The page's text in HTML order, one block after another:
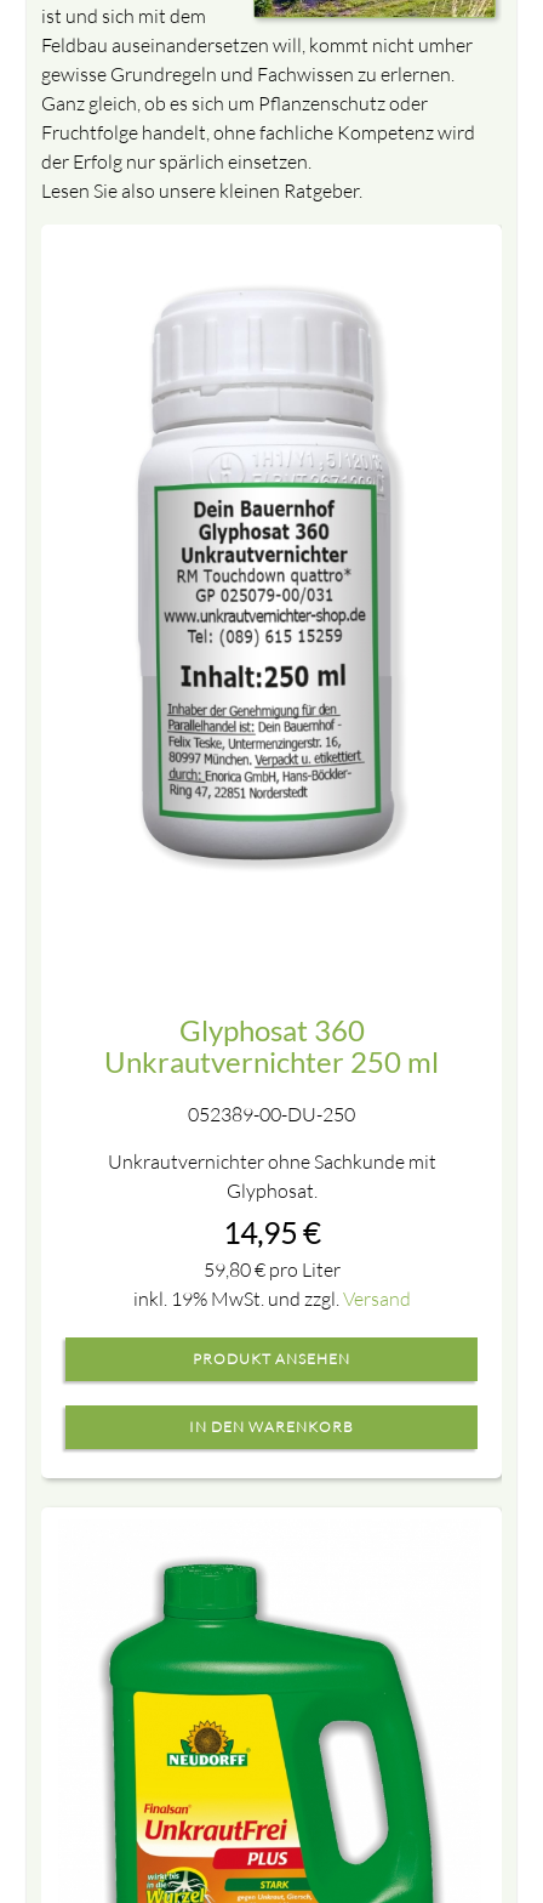
ist und sich mit dem
Feldbau auseinandersetzen will, kommt nicht umher
gewisse Grundregeln und Fachwissen zu erlernen.
Ganz gleich, ob es sich um Pflanzenschutz oder
Fruchtfolge handelt, ohne fachliche Kompetenz wird
der Erfolg nur spärlich einsetzen.
Lesen Sie also unsere kleinen Ratgeber.
Glyphosat 360
Unkrautvernichter 250 ml
052389-00-DU-250
Unkrautvernichter ohne Sachkunde mit
Glyphosat.
14,95 €
59,80€pro Liter
inkl. 19% MwSt. und zzgl.Versand
PRODUKT ANSEHEN